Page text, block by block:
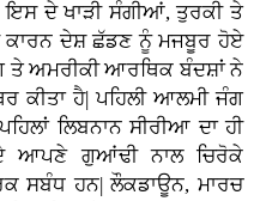
ਇਸ ਦੇ ਖਾੜੀ ਸੰਗੀਆਂ, ਤੁਰਕੀ ਤੇ
ਕਾਰਨ ਦੇਸ਼ ਛੱਡਣ ਨੂੰ ਮਜਬੂਰ ਹੋਏ
ਤੇ ਅਮਰੀਕੀ ਆਰਥਿਕ ਬੰਦਸ਼ਾਂ ਨੇ
ਕੀਤਾ ਹੈ| ਪਹਿਲੀ ਆਲਮੀ ਜੰਗ
ਲਿਬਨਾਨ ਸੀਰੀਆ ਦਾ ਹੀ
ਆਪਣੇ ਗੁਆਂਢੀ ਨਾਲ ਚਿਰੋਕੇ
ਸਬੰਧ ਹਨ| ਲੌਕਡਾਊਨ, ਮਾਰਚ